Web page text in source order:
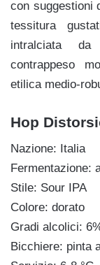
con suggestioni
tessitura
intralciata
contrappeso
etilica medio-
Hop
Nazione: Italia
Fermentazione:
Stile: Sour IPA
Colore: dorato
Gradi alcolici:
Bicchiere: pinta